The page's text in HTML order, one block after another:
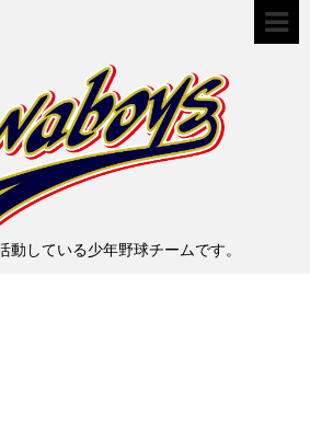
動している少年野球チームです。